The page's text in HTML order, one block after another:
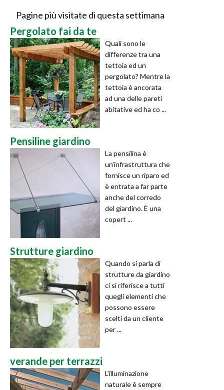
Pagine più visitate di questa settimana
Pergolato fai da te
Quali sono le
differenze tra una
tettoia ed un
pergolato? Mentre la
tettoia è ancorata
ad una delle pareti
abitative ed ha co ...
Pensiline giardino
La pensilina è
un’infrastruttura che
fornisce un riparo ed
è entrata a far parte
anche del corredo
del giardino. È una
copert ...
Strutture giardino
Quando si parla di
strutture da giardino
ci si riferisce a tutti
quegli elementi che
possono essere
scelti da un cliente
per ...
verande per terrazzi
L'illuminazione
naturale è sempre